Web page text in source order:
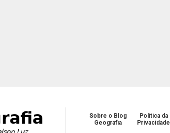
Sobre o Blog
Geografia
Política da
Privacidade